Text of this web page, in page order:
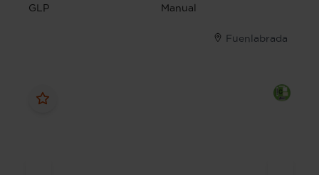
GLP
Manual
Fuenlabrada